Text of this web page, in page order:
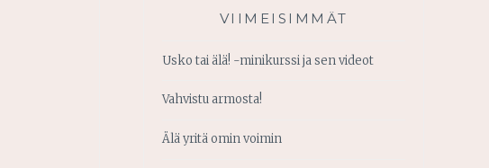
VIIMEISIMMÄT
Usko tai älä! -minikurssi ja sen videot
Vahvistu armosta!
Älä yritä omin voimin